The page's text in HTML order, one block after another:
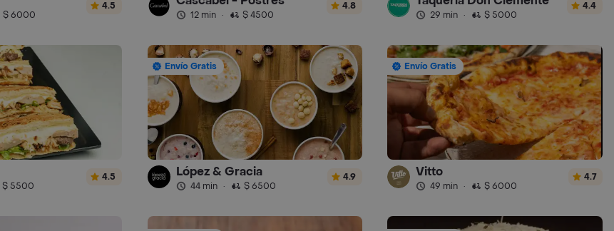
$ 6000
4.5
12 min · $ 4500
4.8
29 min · $ 5000
4.4
$ 5500
4.5
Envío Gratis
López & Gracia
44 min · $ 6500
4.9
Envío Gratis
Vitto
49 min · $ 6000
4.7